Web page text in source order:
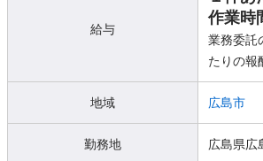
給与
作業時
業務委託
たりの報
地域 広島市
勤務地 広島県広